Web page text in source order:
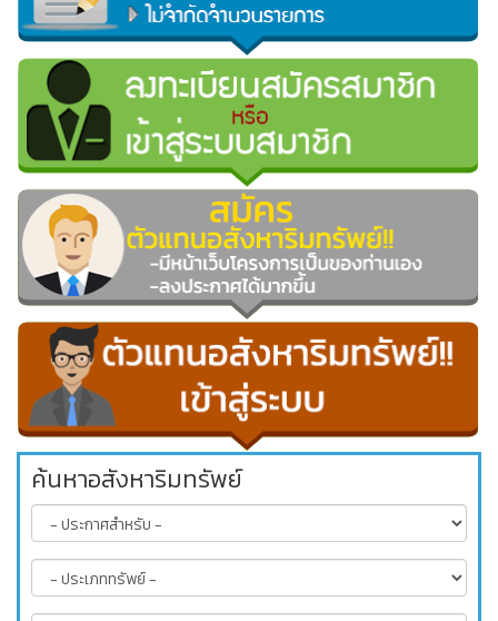
ค้นหาอสังหาริมทรัพย์